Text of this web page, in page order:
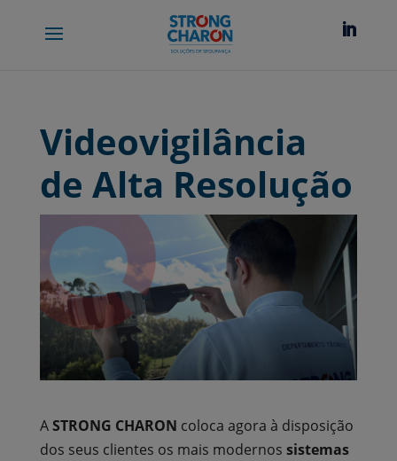
Videovigilância
de Alta Resolução
ASTRONG CHARON coloca agora à disposição
dos seus clientes os mais modernos sistemas